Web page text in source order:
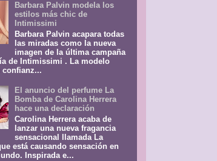
Barbara Palvin modela los
estilos más chic de
Intimissimi
Barbara Palvin acapara todas
las miradas como la nueva
imagen de la última campaña
de Intimissimi . La modelo
confianz...
El anuncio del perfume La
Bomba de Carolina Herrera
hace una declaración
Carolina Herrera acaba de
lanzar una nueva fragancia
sensacional llamada La
está causando sensación en
Inspirada e...